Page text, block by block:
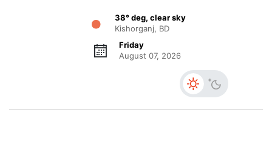
38° deg, clear sky
Kishorganj, BD
Friday
August 07, 2026